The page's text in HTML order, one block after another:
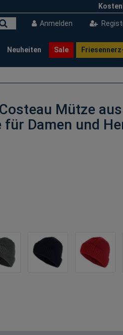
Anmelden
Neuheiten Sale
Mütze
für Damen und